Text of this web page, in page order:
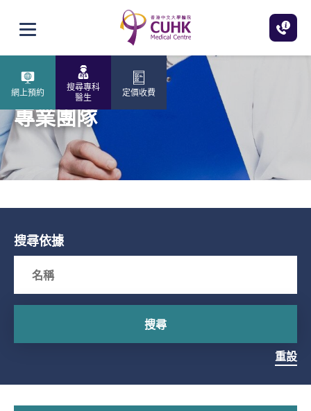
打開選單
網上預約
搜尋專科
醫生
定價收費
專業團隊
搜尋依據
搜尋
重設